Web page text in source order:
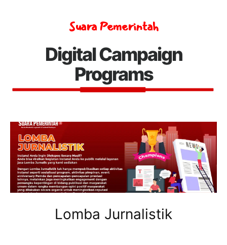
Suara Pemerintah
Digital Campaign
Programs
Lomba Jurnalistik